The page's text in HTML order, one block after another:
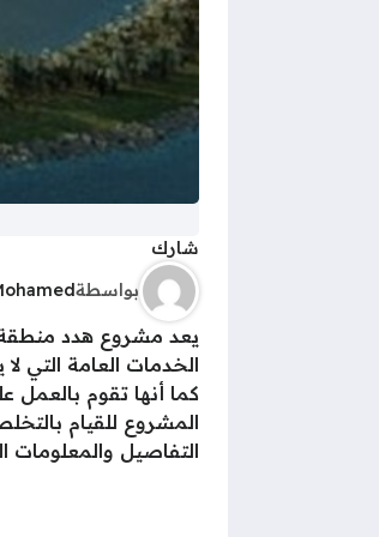
شارك
بواسطة
الخدمات العامة التي
المشروع للقيام
التفاصيل والمعلومات